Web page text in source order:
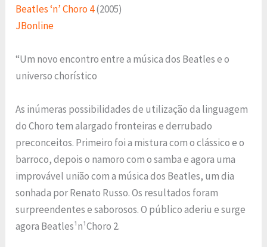
Beatles ‘n’ Choro 4(2005)
JBonline
“Um novo encontro entre a música dos Beatles e o
universo chorístico
As inúmeras possibilidades de utilização da linguagem
do Choro tem alargado fronteiras e derrubado
preconceitos. Primeiro foi a mistura com o clássico e o
barroco, depois o namoro com o samba e agora uma
improvável união com a música dos Beatles, um dia
sonhada por Renato Russo. Os resultados foram
surpreendentes e saborosos. O público aderiu e surge
agora Beatles¹n¹Choro 2.